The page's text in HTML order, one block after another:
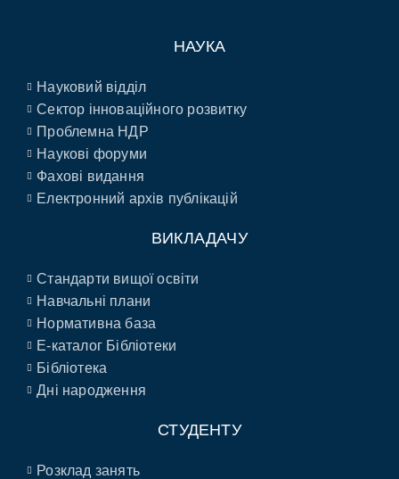
НАУКА
Науковий відділ
Сектор інноваційного розвитку
Проблемна НДР
Наукові форуми
Фахові видання
Електронний архів публікацій
ВИКЛАДАЧУ
Стандарти вищої освіти
Навчальні плани
Нормативна база
E-каталог Бібліотеки
Бібліотека
Дні народження
СТУДЕНТУ
Розклад занять